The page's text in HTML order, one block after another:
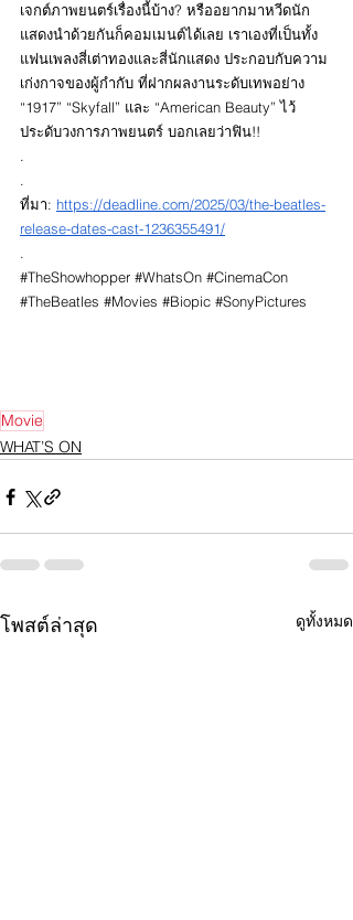
เจกต์ภาพยนตร์เรื่องนี้บ้าง? หรืออยากมาหวีดนัก
แสดงนำด้วยกันก็คอมเมนต์ได้เลย เราเองที่เป็นทั้ง
แฟนเพลงสี่เต่าทองและสี่นักแสดง ประกอบกับความ
เก่งกาจของผู้กำกับ ที่ฝากผลงานระดับเทพอย่าง
“1917” “Skyfall” และ “American Beauty” ไว้
ประดับวงการภาพยนตร์ บอกเลยว่าฟิน!!
.
.
ที่มา: https://deadline.com/2025/03/the-beatles-
release-dates-cast-1236355491/
.
#TheShowhopper #WhatsOn #CinemaCon
#TheBeatles #Movies #Biopic #SonyPictures
Movie
WHAT’S ON
โพสต์ล่าสุด ดูทั้งหมด